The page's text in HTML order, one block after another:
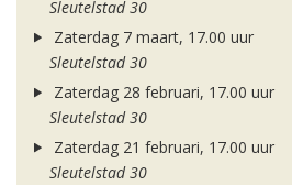
Sleutelstad 30
Zaterdag 7 maart, 17.00 uur
Sleutelstad 30
Zaterdag 28 februari, 17.00 uur
Sleutelstad 30
Zaterdag 21 februari, 17.00 uur
Sleutelstad 30